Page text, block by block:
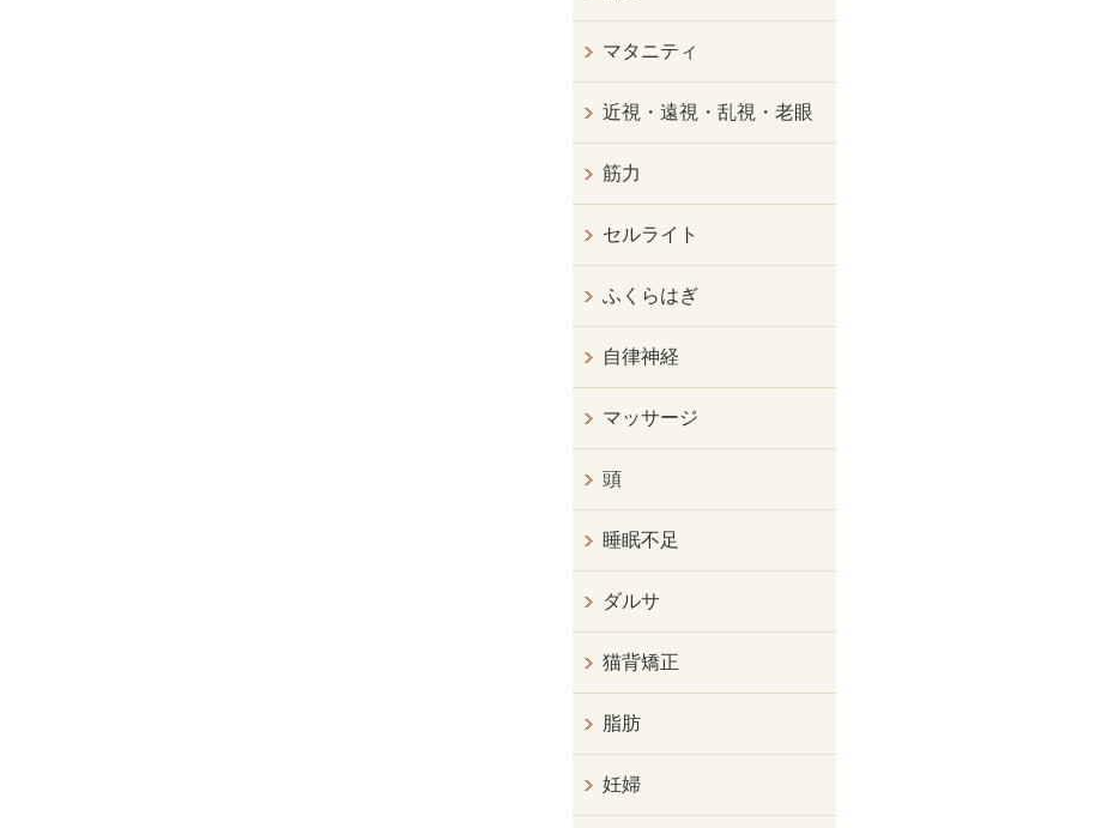
マタニティ
近視・遠視・乱視・老眼
筋力
セルライト
ふくらはぎ
自律神経
マッサージ
頭
睡眠不足
ダルサ
猫背矯正
脂肪
妊婦